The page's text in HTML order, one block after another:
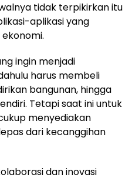
tidak terpikirkan itu
aplikasi yang
ingin menjadi
harus membeli
bangunan, hingga
Tetapi saat ini untuk
menyediakan
dari kecanggihan
dan inovasi